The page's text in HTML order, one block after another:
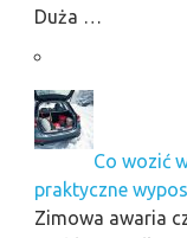
Duża …
Co wozić
praktyczne
Zimowa awaria